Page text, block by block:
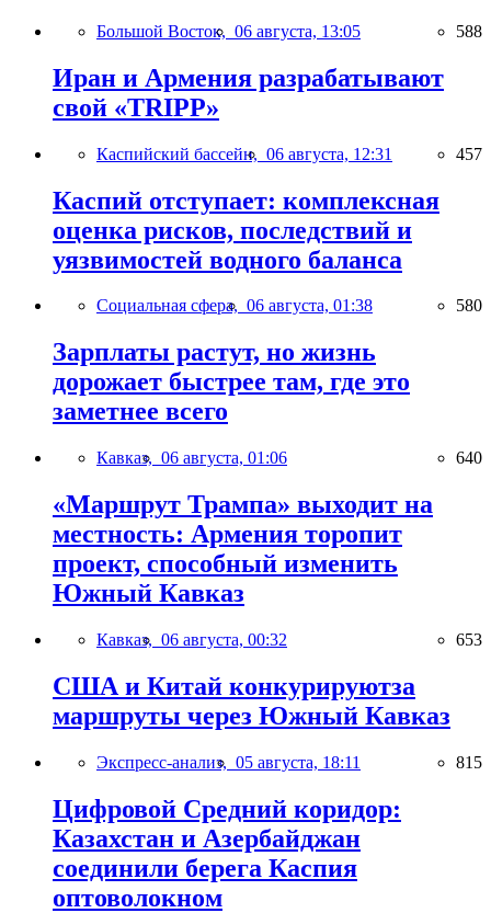
Большой Восток, 06 августа, 13:05 588
Иран и Армения разрабатывают
свой «TRIPP»
Каспийский бассейн, 06 августа, 12:31 457
Каспий отступает: комплексная
оценка рисков, последствий и
уязвимостей водного баланса
Социальная сфера, 06 августа, 01:38 580
Зарплаты растут, но жизнь
дорожает быстрее там, где это
заметнее всего
Кавказ, 06 августа, 01:06 640
«Маршрут Трампа» выходит на
местность: Армения торопит
проект, способный изменить
Южный Кавказ
Кавказ, 06 августа, 00:32 653
США и Китай конкурируютза
маршруты через Южный Кавказ
Экспресс-анализ, 05 августа, 18:11 815
Цифровой Средний коридор:
Казахстан и Азербайджан
соединили берега Каспия
оптоволокном